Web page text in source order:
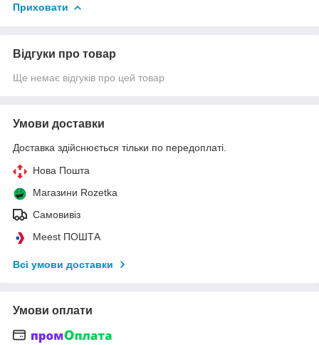
Приховати
Відгуки про товар
Ще немає відгуків про цей товар
Умови доставки
Доставка здійснюється тільки по передоплаті.
Нова Пошта
Магазини Rozetka
Самовивіз
Meest ПОШТА
Всі умови доставки
Умови оплати